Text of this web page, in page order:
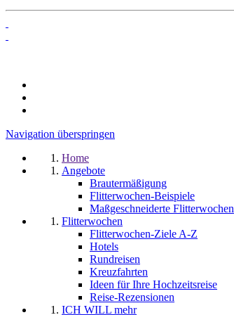
Navigation überspringen
Home
Angebote
Brautermäßigung
Flitterwochen-Beispiele
Maßgeschneiderte Flitterwochen
Flitterwochen
Flitterwochen-Ziele A-Z
Hotels
Rundreisen
Kreuzfahrten
Ideen für Ihre Hochzeitsreise
Reise-Rezensionen
ICH WILL mehr